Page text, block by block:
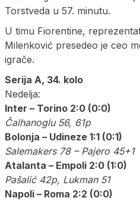
Torstveda u 57. minutu.
U timu Fiorentine,
Milenković presedeo je ceo
igrače.
Serija A, 34. kolo
Nedelja:
Inter – Torino 2:0 (0:0)
Čalhanoglu 56, 61p
Bolonja – Udineze 1:1 (0:1)
Salemakers 78 – Pajero 45+1
Atalanta – Empoli 2:0 (1:0)
Pašalić 42p, Lukman 51
Napoli – Roma 2:2 (0:0)